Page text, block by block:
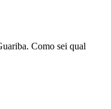
Como sei qual